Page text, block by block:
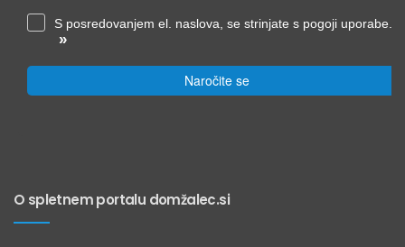
S posredovanjem el. naslova, se strinjate s pogoji uporabe.
»
Naročite se
O spletnem portalu domžalec.si